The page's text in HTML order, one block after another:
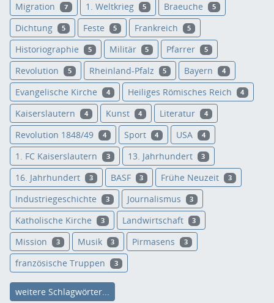
Migration 7 1. Weltkrieg 5 Braeuche 5
Dichtung 5 Feste 5 Frankreich 5
Historiographie 5 Militär 5 Pfarrer 5
Revolution 5 Rheinland-Pfalz 5 Bayern 4
Evangelische Kirche 4 Heiliges Römisches Reich 4
Kaiserslautern 4 Kunst 4 Literatur 4
Revolution 1848/49 4 Sport 4 USA 4
1. FC Kaiserslautern 3 13. Jahrhundert 3
16. Jahrhundert 3 BASF 3 Frühe Neuzeit 3
Industriegeschichte 3 Journalismus 3
Katholische Kirche 3 Landwirtschaft 3
Mission 3 Musik 3 Pirmasens 3
französische Truppen 3
weitere Schlagwörter...